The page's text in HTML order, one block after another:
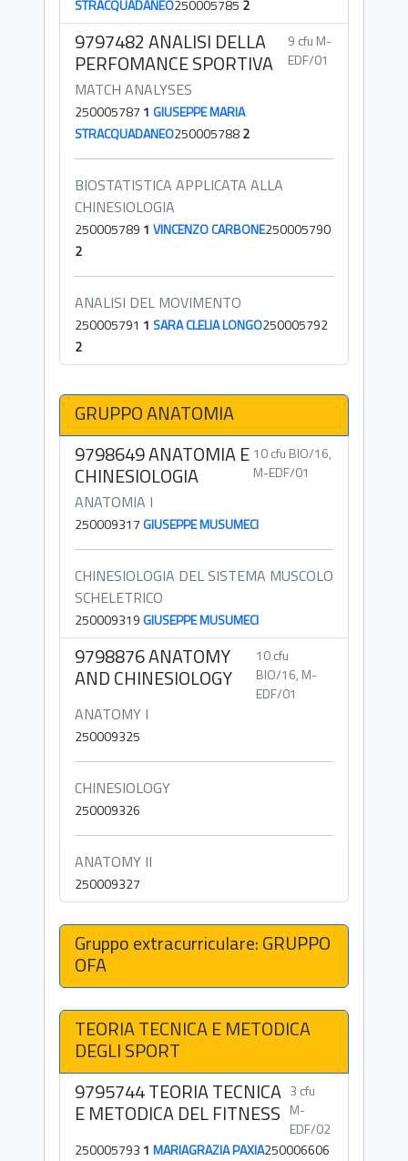
STRACQUADANEO250005785 2
9797482 ANALISI DELLA
PERFOMANCE SPORTIVA
9 cfu M-
EDF/01
MATCH ANALYSES
250005787 1 GIUSEPPE MARIA
STRACQUADANEO2500057882
BIOSTATISTICA APPLICATA ALLA
CHINESIOLOGIA
250005789 1 VINCENZO CARBONE250005790
2
ANALISI DEL MOVIMENTO
250005791 1 SARA CLELIA LONGO250005792
2
GRUPPO ANATOMIA
9798649 ANATOMIA E
CHINESIOLOGIA
10 cfu BIO/16,
M-EDF/01
ANATOMIA I
250009317GIUSEPPE MUSUMECI
CHINESIOLOGIA DEL SISTEMA MUSCOLO
SCHELETRICO
250009319GIUSEPPE MUSUMECI
9798876 ANATOMY
AND CHINESIOLOGY
10 cfu
BIO/16, M-
EDF/01
ANATOMY I
250009325
CHINESIOLOGY
250009326
ANATOMY II
250009327
Gruppo extracurriculare: GRUPPO
OFA
TEORIA TECNICA E METODICA
DEGLI SPORT
9795744 TEORIA TECNICA
E METODICA DEL FITNESS
3 cfu
M-
EDF/02
250005793 1 MARIAGRAZIA PAXIA250006606